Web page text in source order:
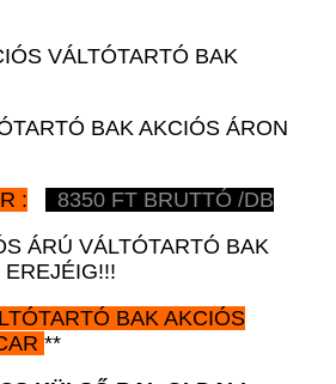
VÁLTÓTARTÓ BAK
BAK AKCIÓS ÁRON
:
8350 FT BRUTTÓ /DB
ÁRÚ VÁLTÓTARTÓ BAK
EREJÉIG!!!
BAK AKCIÓS
**